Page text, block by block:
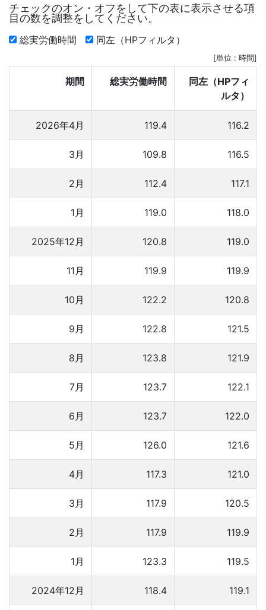
チェックのオン・オフをして下の表に表示させる項
目の数を調整をしてください。
総実労働時間 同左（HPフィルタ）
[単位 : 時間]
期間 総実労働時間
同左（HPフィ
ルタ）
2026年4月 119.4 116.2
3月 109.8 116.5
2月 112.4 117.1
1月 119.0 118.0
2025年12月 120.8 119.0
11月 119.9 119.9
10月 122.2 120.8
9月 122.8 121.5
8月 123.8 121.9
7月 123.7 122.1
6月 123.7 122.0
5月 126.0 121.6
4月 117.3 121.0
3月 117.9 120.5
2月 117.9 119.9
1月 123.3 119.5
2024年12月 118.4 119.1